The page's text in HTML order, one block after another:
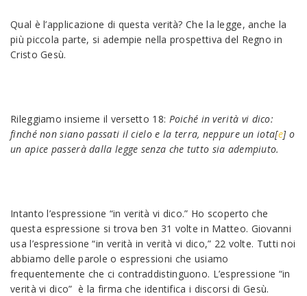
Qual è l’applicazione di questa verità? Che la legge, anche la
più piccola parte, si adempie nella prospettiva del Regno in
Cristo Gesù.
Rileggiamo insieme il versetto 18: Poiché in verità vi dico:
finché non siano passati il cielo e la terra, neppure un iota[e] o
un apice passerà dalla legge senza che tutto sia adempiuto.
Intanto l’espressione “in verità vi dico.” Ho scoperto che
questa espressione si trova ben 31 volte in Matteo. Giovanni
usa l’espressione “in verità in verità vi dico,” 22 volte. Tutti noi
abbiamo delle parole o espressioni che usiamo
frequentemente che ci contraddistinguono. L’espressione “in
verità vi dico” è la firma che identifica i discorsi di Gesù.